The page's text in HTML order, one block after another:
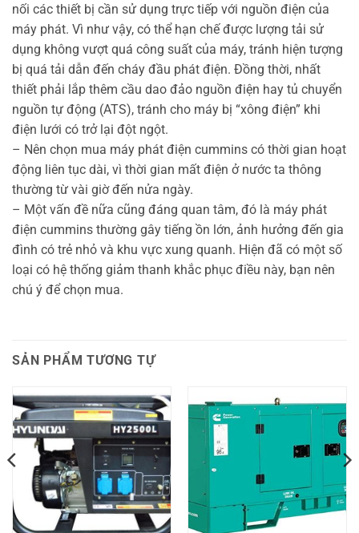
nối các thiết bị cần sử dụng trực tiếp với nguồn điện của
máy phát. Vì như vậy, có thể hạn chế được lượng tải sử
dụng không vượt quá công suất của máy, tránh hiện tượng
bị quá tải dẫn đến cháy đầu phát điện. Đồng thời, nhất
thiết phải lắp thêm cầu dao đảo nguồn điện hay tủ chuyển
nguồn tự động (ATS), tránh cho máy bị “xông điện” khi
điện lưới có trở lại đột ngột.
– Nên chọn mua máy phát điện cummins có thời gian hoạt
động liên tục dài, vì thời gian mất điện ở nước ta thông
thường từ vài giờ đến nửa ngày.
– Một vấn đề nữa cũng đáng quan tâm, đó là máy phát
điện cummins thường gây tiếng ồn lớn, ảnh hưởng đến gia
đình có trẻ nhỏ và khu vực xung quanh. Hiện đã có một số
loại có hệ thống giảm thanh khắc phục điều này, bạn nên
chú ý để chọn mua.
SẢN PHẨM TƯƠNG TỰ